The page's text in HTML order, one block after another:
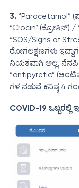
3. “Paracetamol”
“Crocin” (ಕ್ರೋಸಿನ್) /
“SOS/Signs of
ರೋಗಲಕ್ಷಣಗಳು
ನಿಯತವಾಗಿ ಅಲ್ಲ.
“antipyretic”
ಗಳ ನಡುವೆ ಕನಿಷ್ಠ 4
COVID-19 ಒಬ್ಬರಲ್ಲಿ